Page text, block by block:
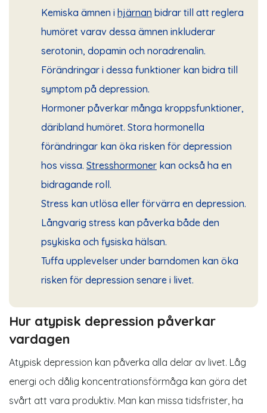
Kemiska ämnen i hjärnan bidrar till att reglera
humöret varav dessa ämnen inkluderar
serotonin, dopamin och noradrenalin.
Förändringar i dessa funktioner kan bidra till
symptom på depression.
Hormoner påverkar många kroppsfunktioner,
däribland humöret. Stora hormonella
förändringar kan öka risken för depression
hos vissa. Stresshormoner kan också ha en
bidragande roll.
Stress kan utlösa eller förvärra en depression.
Långvarig stress kan påverka både den
psykiska och fysiska hälsan.
Tuffa upplevelser under barndomen kan öka
risken för depression senare i livet.
Hur atypisk depression påverkar
vardagen
Atypisk depression kan påverka alla delar av livet. Låg
energi och dålig koncentrationsförmåga kan göra det
svårt att vara produktiv. Man kan missa tidsfrister, ha